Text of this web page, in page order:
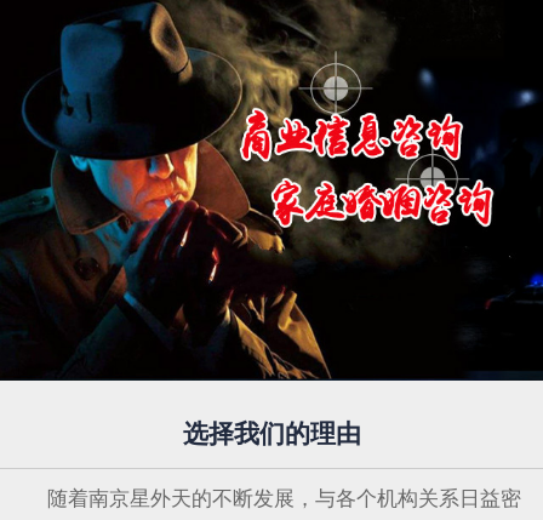
选择我们的理由
随着南京星外天的不断发展，与各个机构关系日益密